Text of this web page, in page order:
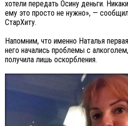
хотели передать Осину деньги.
ему это просто не нужно», —
СтарХиту.
Напомним, что именно Наталья
него начались проблемы с
получила лишь оскорбления.